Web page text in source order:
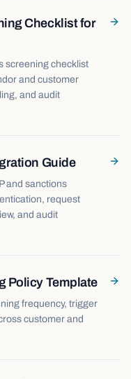
Checklist for
screening checklist
and customer
and audit
Guide
and sanctions
request
and audit
Policy Template
frequency, trigger
customer and